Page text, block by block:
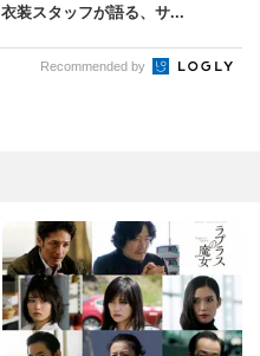
衣装スタッフが語る、サ...
Recommended by